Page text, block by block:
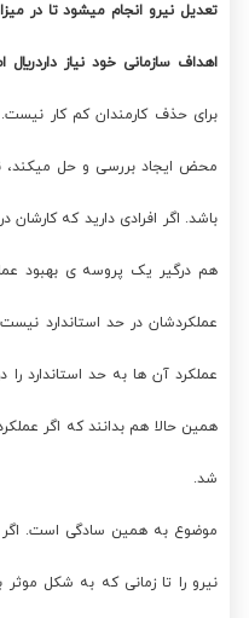
تعدیل نیرو انجام میشود تا در
اهداف سازمانی خود نیاز
برای حذف کارمندان کم کار
محض ایجاد بررسی و حل میکند،
باشد. اگر افرادی دارید که
هم درگیر یک پروسه ی بهبود
عملکردشان در حد استاندارد
عملکرد آن ها به حد استاندارد را
همین حالا هم بدانند که اگر
شد.
موضوع به همین سادگی است. اگر
نیرو را تا زمانی که به شکل موثر